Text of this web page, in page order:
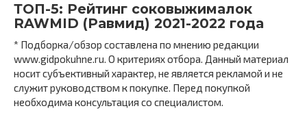
ТОП-5: Рейтинг соковыжималок
RAWMID (Равмид) 2021-2022 года
* Подборка/обзор составлена по мнению редакции
www.gidpokuhne.ru. О критериях отбора. Данный материал
носит субъективный характер, не является рекламой и не
служит руководством к покупке. Перед покупкой
необходима консультация со специалистом.